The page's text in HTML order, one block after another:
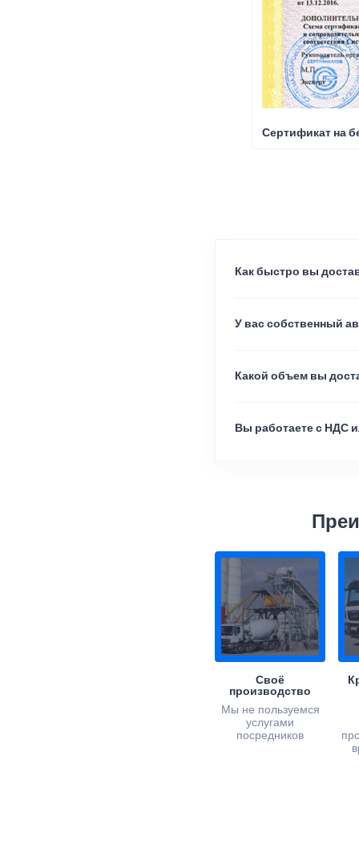
Сертификат на
Как быстро вы
У вас собственный
Какой объем вы
Вы работаете с НДС
Своё
производство
Мы не пользуемся
услугами
посредников